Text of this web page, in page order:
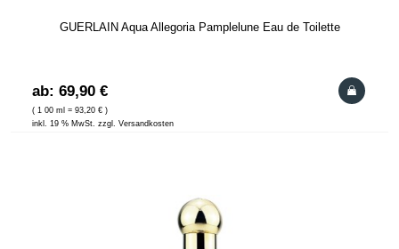
GUERLAIN Aqua Allegoria Pamplelune Eau de Toilette
ab: 69,90 €
( 1 00 ml = 93,20 € )
inkl. 19 % MwSt. zzgl. Versandkosten